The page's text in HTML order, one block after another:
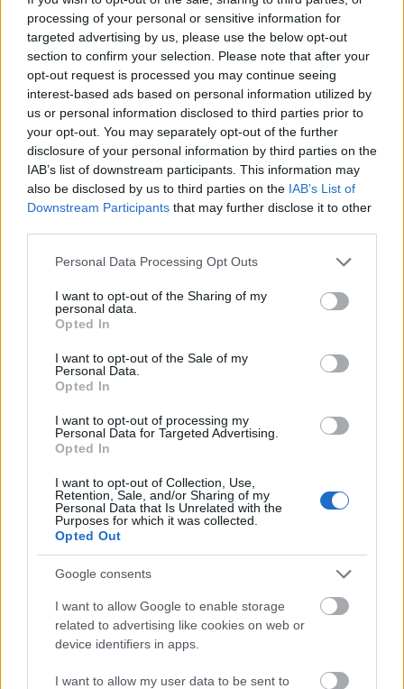
processing of your personal or sensitive information for
targeted advertising by us, please use the below opt-out
section to confirm your selection. Please note that after your
opt-out request is processed you may continue seeing
interest-based ads based on personal information utilized by
us or personal information disclosed to third parties prior to
your opt-out. You may separately opt-out of the further
disclosure of your personal information by third parties on the
IAB’s list of downstream participants. This information may
also be disclosed by us to third parties on the IAB’s List of
Downstream Participants that may further disclose it to other
Please note that this website/app uses one or more Google
not limited to your visit or usage behaviour. You may click to
grant or deny consent to Google and its third-party tags to
use your data for below specified purposes in below Google
consent section.
Personal Data Processing Opt Outs
I want to opt-out of the Sharing of my
personal data.
Opted In
I want to opt-out of the Sale of my
Personal Data.
Opted In
I want to opt-out of processing my
Personal Data for Targeted Advertising.
Opted In
I want to opt-out of Collection, Use,
Retention, Sale, and/or Sharing of my
Personal Data that Is Unrelated with the
Purposes for which it was collected.
Opted Out
Google consents
I want to allow Google to enable storage
related to advertising like cookies on web or
device identifiers in apps.
I want to allow my user data to be sent to
A Füleki Városi Művelődési Központ első ízben rendezi meg A
táncművészet világnapja című műsorát szombaton.
A magyar kultúra napja - Füleken is ünnepelnek
2016.01.14
1
E-mail cím
Feliratkozom a hírlevélre és elfogadom az
szabályzatot!
FELIRATKOZÁS
LEGFRISSEBB
KECSKEMÉTEN IS SZAKIRÁNYÚ
TOVÁBBKÉPZÉSEKKEL ERŐSÍT A GÁL FERENC
EGYETEM